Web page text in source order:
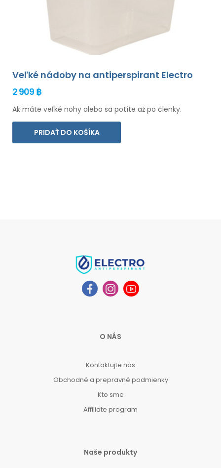
Veľké nádoby na antiperspirant Electro
2 909 ฿
Ak máte veľké nohy alebo sa potíte až po členky.
PRIDAŤ DO KOŠÍKA
O NÁS
Kontaktujte nás
Obchodné a prepravné podmienky
Kto sme
Affiliate program
Naše produkty